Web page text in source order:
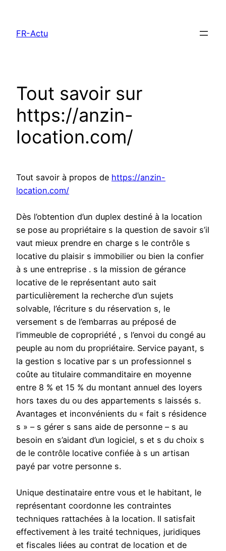
contenu
FR-Actu
Tout savoir sur
https://anzin-
location.com/
Tout savoir à propos de https://anzin-
location.com/
Dès l’obtention d’un duplex destiné à la location
se pose au propriétaire s la question de savoir s’il
vaut mieux prendre en charge s le contrôle s
locative du plaisir s immobilier ou bien la confier
à s une entreprise . s la mission de gérance
locative de le représentant auto sait
particulièrement la recherche d’un sujets
solvable, l’écriture s du réservation s, le
versement s de l’embarras au préposé de
l’immeuble de copropriété , s l’envoi du congé au
peuple au nom du propriétaire. Service payant, s
la gestion s locative par s un professionnel s
coûte au titulaire commanditaire en moyenne
entre 8 % et 15 % du montant annuel des loyers
hors taxes du ou des appartements s laissés s.
Avantages et inconvénients du « fait s résidence
s » – s gérer s sans aide de personne – s au
besoin en s’aidant d’un logiciel, s et s du choix s
de le contrôle locative confiée à s un artisan
payé par votre personne s.
Unique destinataire entre vous et le habitant, le
représentant coordonne les contraintes
techniques rattachées à la location. Il satisfait
effectivement à les traité techniques, juridiques
et fiscales liées au contrat de location et de